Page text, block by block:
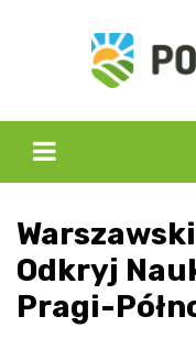
Odkryj
Pragi-